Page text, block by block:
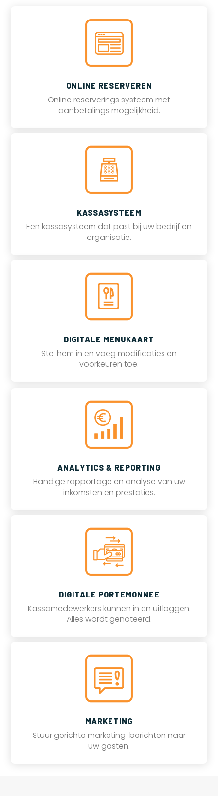
ONLINE RESERVEREN
Online reserverings systeem met
aanbetalings mogelijkheid.
KASSASYSTEEM
Een kassasysteem dat past bij uw bedrijf en
organisatie.
DIGITALE MENUKAART
Stel hem in en voeg modificaties en
voorkeuren toe.
ANALYTICS & REPORTING
Handige rapportage en analyse van uw
inkomsten en prestaties.
DIGITALE PORTEMONNEE
Kassamedewerkers kunnen in en uitloggen.
Alles wordt genoteerd.
MARKETING
Stuur gerichte marketing-berichten naar
uw gasten.